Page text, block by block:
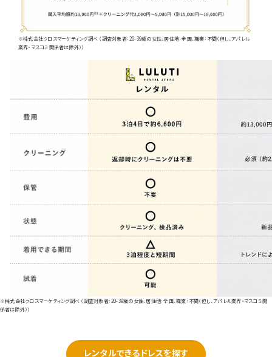
※株式会社クロスマーケティング調べ （調査対象者：20-39歳の女性、居住地：全国、職業：不問（但し、アパレル
業界・マスコミ関係者は除外））
※株式会社クロスマーケティング調べ （調査対象者：20-39歳の女性、居住地：全国、職業：不問（但し、アパレル業界・マスコミ関
係者は除外））
レンタルできるドレスを探す